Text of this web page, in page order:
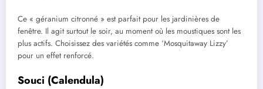
Ce « géranium citronné » est parfait pour les jardinières de
fenêtre. Il agit surtout le soir, au moment où les moustiques sont les
plus actifs. Choisissez des variétés comme ‘Mosquitaway Lizzy’
pour un effet renforcé.
Souci (Calendula)